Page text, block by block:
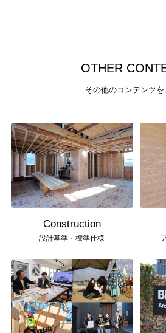
OTHER CONT
その他のコンテンツを
Construction
設計基準・標準仕様